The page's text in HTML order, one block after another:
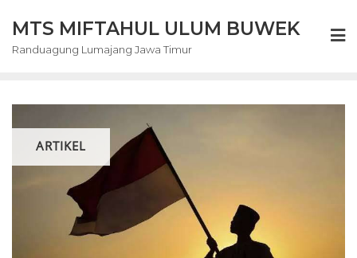
content
MTS MIFTAHUL ULUM BUWEK
Randuagung Lumajang Jawa Timur
ARTIKEL